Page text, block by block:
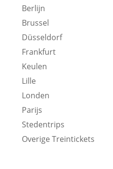
Berlijn
Brussel
Düsseldorf
Frankfurt
Keulen
Lille
Londen
Parijs
Stedentrips
Overige Treintickets